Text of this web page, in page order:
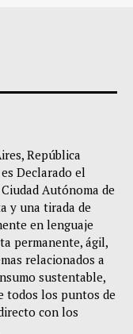
República
Declarado el
Autónoma de
y una tirada de
en lenguaje
permanente, ágil,
relacionados a
sustentable,
todos los puntos de
con los